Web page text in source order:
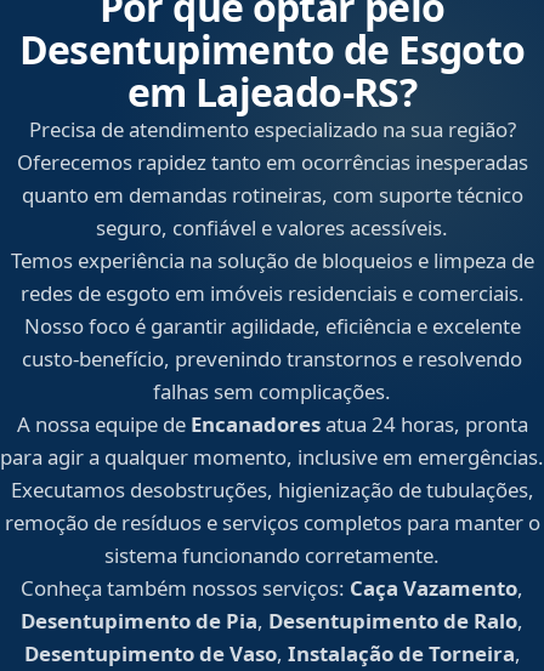
Desentupimento de Esgoto
em Lajeado‑RS?
Precisa de atendimento especializado na sua região?
Oferecemos rapidez tanto em ocorrências inesperadas
quanto em demandas rotineiras, com suporte técnico
seguro, confiável e valores acessíveis.
Temos experiência na solução de bloqueios e limpeza de
redes de esgoto em imóveis residenciais e comerciais.
Nosso foco é garantir agilidade, eficiência e excelente
custo-benefício, prevenindo transtornos e resolvendo
falhas sem complicações.
A nossa equipe de Encanadoresatua 24 horas, pronta
para agir a qualquer momento, inclusive em emergências.
Executamos desobstruções, higienização de tubulações,
remoção de resíduos e serviços completos para manter o
sistema funcionando corretamente.
Conheça também nossos serviços: Caça Vazamento,
Desentupimento de Pia, Desentupimento de Ralo,
Desentupimento de Vaso, Instalação de Torneira,